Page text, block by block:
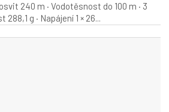
240 m · Vodotěsnost do 100 m · 3
g · Napájení 1 × 26...